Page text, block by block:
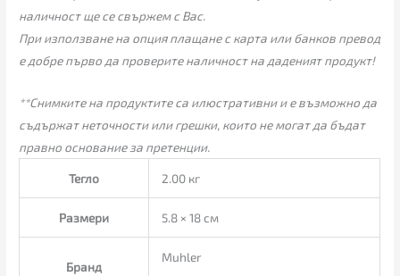
наличност ще се свържем с Вас.
При използване на опция плащане с карта или банков превод
е добре първо да проверите наличност на даденият продукт!
**Снимките на продуктите са илюстративни и е възможно да
съдържат неточности или грешки, които не могат да бъдат
правно основание за претенции.
Тегло 2.00 кг
Размери 5.8 × 18 см
Бранд
Muhler